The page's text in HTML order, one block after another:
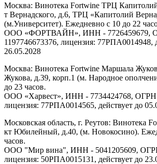
Москва: Винотека Fortwine ТРЦ
т Вернадского, д.6, ТРЦ «Капитолий
(м.Университет). Ежедневно с 10 до 22
ООО «ФОРТВАЙН», ИНН - 7726459679,
1197746673376, лицензия: 77РПА0014948,
26.05.2028
Москва: Винотека Fortwine Маршала
Жукова, д.39, корп.1 (м. Народное
до 23 часов.
ООО «Харвест», ИНН - 7734424768, ОГРН
лицензия: 77РПА0014565, действует до
Московская область, г. Реутов: Винотека
кт Юбилейный, д.40, (м. Новокосино).
часов.
ООО "Мир вина", ИНН - 5041205609, ОГРН
лицензия: 50РПА0015131, действует до